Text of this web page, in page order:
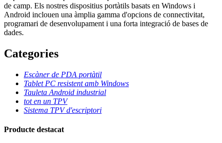
de camp. Els nostres dispositius portàtils basats en Windows i
Android inclouen una àmplia gamma d'opcions de connectivitat,
programari de desenvolupament i una forta integració de bases de
dades.
Categories
Escàner de PDA portàtil
Tablet PC resistent amb Windows
Tauleta Android industrial
tot en un TPV
Sistema TPV d'escriptori
Producte destacat